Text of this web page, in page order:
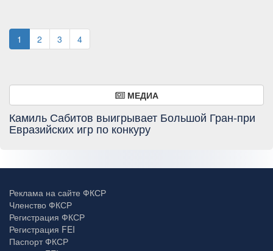
1 2 3 4
МЕДИА
Камиль Сабитов выигрывает Большой Гран-при
Евразийских игр по конкуру
Реклама на сайте ФКСР
Членство ФКСР
Регистрация ФКСР
Регистрация FEI
Паспорт ФКСР